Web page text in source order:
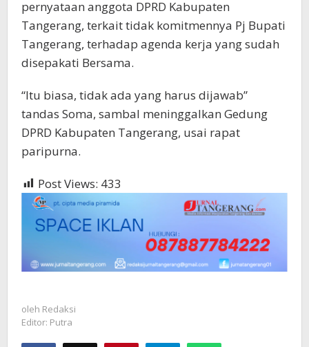
pernyataan anggota DPRD Kabupaten
Tangerang, terkait tidak komitmennya Pj Bupati
Tangerang, terhadap agenda kerja yang sudah
disepakati Bersama.
“Itu biasa, tidak ada yang harus dijawab”
tandas Soma, sambal meninggalkan Gedung
DPRD Kabupaten Tangerang, usai rapat
paripurna.
Post Views: 433
oleh Redaksi
Editor: Putra